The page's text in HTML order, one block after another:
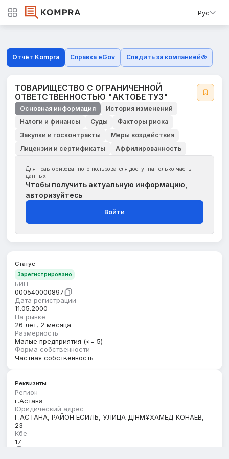
Рус
Отчёт Kompra Справка eGov Следить за компанией
ТОВАРИЩЕСТВО С ОГРАНИЧЕННОЙ
ОТВЕТСТВЕННОСТЬЮ "АКТОБЕ ТУЗ"
Основная информация
История изменений
Налоги и финансы
Суды
Факторы риска
Закупки и госконтракты
Меры воздействия
Лицензии и сертификаты
Аффилированность
Для неавторизованного пользователя доступна только часть
данных
Чтобы получить актуальную информацию,
авторизуйтесь
Войти
Статус
Зарегистрировано
БИН
000540000897
Дата регистрации
11.05.2000
На рынке
26 лет, 2 месяца
Размерность
Малые предприятия (<= 5)
Форма собственности
Частная собственность
Реквизиты
Регион
г.Астана
Юридический адрес
Г.АСТАНА, РАЙОН ЕСИЛЬ, УЛИЦА ДІНМҰХАМЕД КОНАЕВ,
23
Кбе
17